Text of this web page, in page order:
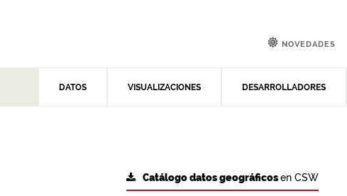
DATOS VISUALIZACIONES DESARROLLADORES
NOVEDADES
Catálogo datos geográficosen CSW